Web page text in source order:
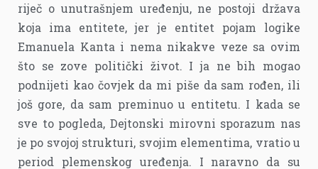
riječ o unutrašnjem uređenju, ne postoji država
koja ima entitete, jer je entitet pojam logike
Emanuela Kanta i nema nikakve veze sa ovim
što se zove politički život. I ja ne bih mogao
podnijeti kao čovjek da mi piše da sam rođen, ili
još gore, da sam preminuo u entitetu. I kada se
sve to pogleda, Dejtonski mirovni sporazum nas
je po svojoj strukturi, svojim elementima, vratio u
period plemenskog uređenja. I naravno da su